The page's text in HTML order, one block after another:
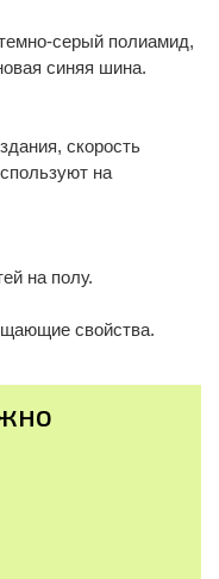
серый полиамид,
синяя шина.
скорость
на
на полу.
свойства.